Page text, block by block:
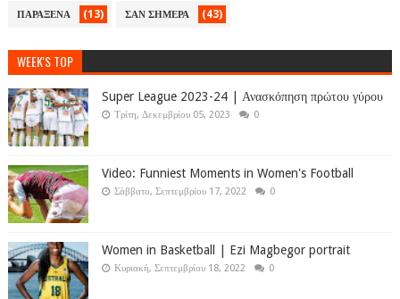
ΠΑΡΑΞΕΝΑ (13) ΣΑΝ ΣΗΜΕΡΑ (43)
WEEK'S TOP
Super League 2023-24 | Ανασκόπηση πρώτου γύρου
Τρίτη, Δεκεμβρίου 05, 2023 0
Video: Funniest Moments in Women's Football
Σάββατο, Σεπτεμβρίου 17, 2022 0
Women in Basketball | Ezi Magbegor portrait
Κυριακή, Σεπτεμβρίου 18, 2022 0